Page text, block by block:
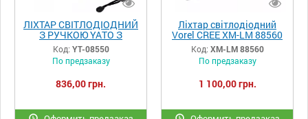
ЛІХТАР СВІТЛОДІОДНИЙ
З РУЧКОЮ YATO З
ЖИВЛЕННЯМ ВІД
БАТАРЕЙОК 4Х АА, 10 ВТ,
900 LM
Код: YT-08550
По предзаказу
836,00 грн.
Ліхтар світлодіодний
Vorel CREE XM-LM 88560
Код: XM-LM 88560
По предзаказу
1 100,00 грн.